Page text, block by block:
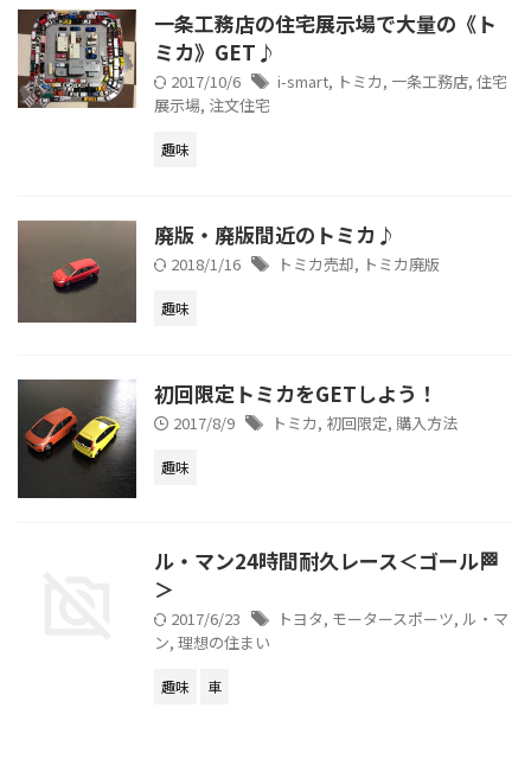
一条工務店の住宅展示場で大量の《ト
ミカ》GET♪
2017/10/6 i-smart, トミカ, 一条工務店, 住宅
展示場, 注文住宅
趣味
廃版・廃版間近のトミカ♪
2018/1/16 トミカ売却, トミカ廃版
趣味
初回限定トミカをGETしよう！
2017/8/9 トミカ, 初回限定, 購入方法
趣味
ル・マン24時間耐久レース＜ゴール🏁
＞
2017/6/23 トヨタ, モータースポーツ, ル・マ
ン, 理想の住まい
趣味 車